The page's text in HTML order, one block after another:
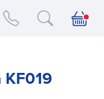
logo
KF019